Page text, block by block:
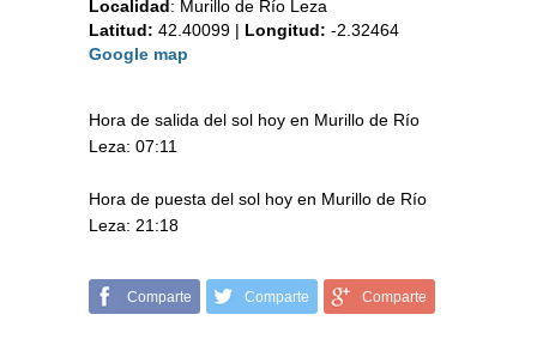
Localidad : Murillo de Río Leza
Latitud: 42.40099 | Longitud: -2.32464
Google map
Hora de salida del sol hoy en Murillo de Río
Leza: 07:11
Hora de puesta del sol hoy en Murillo de Río
Leza: 21:18
Comparte Comparte Comparte